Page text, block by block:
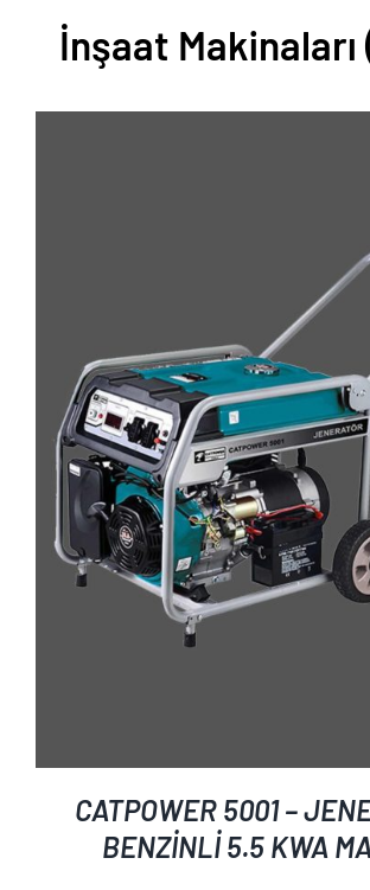
İnşaat Makinaları
AYRINTILAR
CATPOWER 5001 –
BENZİNLİ 5.5 KWA